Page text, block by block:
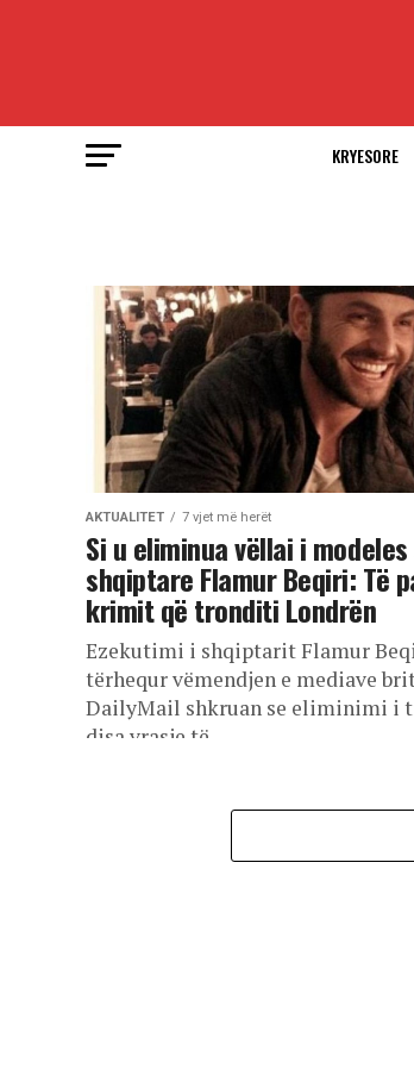
KRYESORE
AKTUALITET 7 vjet më herët
Si u eliminua vëllai i
shqiptare Flamur Beqiri: Të
krimit që tronditi Londrën
Ezekutimi i shqiptarit Flamur
tërhequr vëmendjen e mediave
DailyMail shkruan se eliminimi i
disa vrasje të...